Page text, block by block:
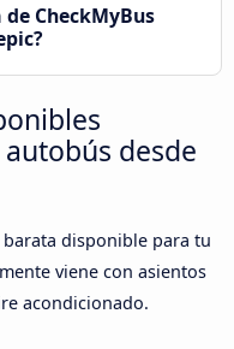
CheckMyBus
desde
barata disponible para tu
viene con asientos
acondicionado.